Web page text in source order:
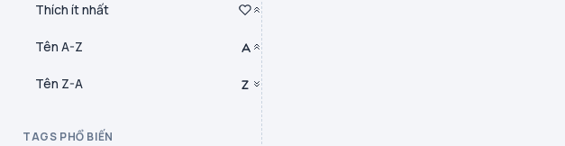
Thích ít nhất
Tên A-Z
Tên Z-A
TAGS PHỔ BIẾN